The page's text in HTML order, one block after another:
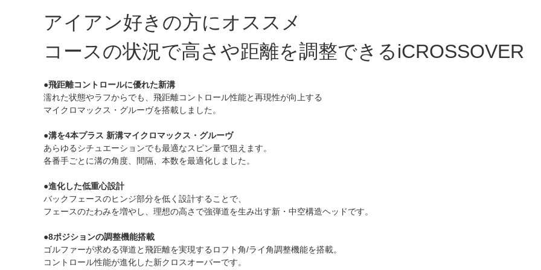
アイアン好きの方にオススメ
コースの状況で高さや距離を調整できるiCROSSOVER
●飛距離コントロールに優れた新溝
濡れた状態やラフからでも、飛距離コントロール性能と再現性が向上する
マイクロマックス・グルーヴを搭載しました。
●溝を4本プラス 新溝マイクロマックス・グルーヴ
あらゆるシチュエーションでも最適なスピン量で狙えます。
各番手ごとに溝の角度、間隔、本数を最適化しました。
●進化した低重心設計
バックフェースのヒンジ部分を低く設計することで、
フェースのたわみを増やし、理想の高さで強弾道を生み出す新・中空構造ヘッドです。
●8ポジションの調整機能搭載
ゴルファーが求める弾道と飛距離を実現するロフト角/ライ角調整機能を搭載。
コントロール性能が進化した新クロスオーバーです。